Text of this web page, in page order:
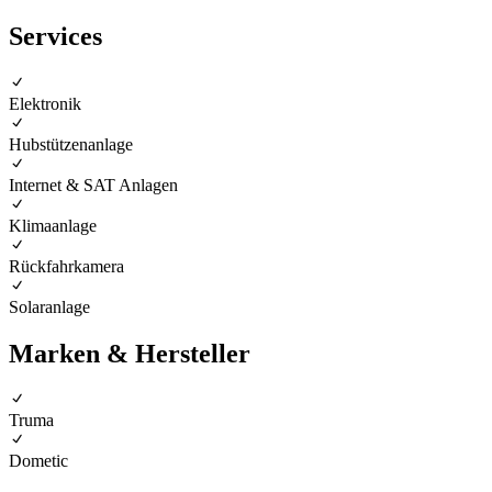
Services
Elektronik
Hubstützenanlage
Internet & SAT Anlagen
Klimaanlage
Rückfahrkamera
Solaranlage
Marken & Hersteller
Truma
Dometic